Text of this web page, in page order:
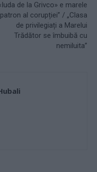
de la Grivco» e marele
patron al corupției” / „Clasa
de privilegiați a Marelui
Trădător se îmbuibă cu
nemiluita”